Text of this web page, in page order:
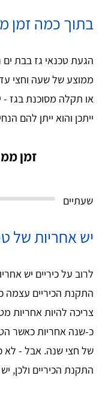
בתוך כמה זמן
הגעת טכנאי גז בבת ים
ממוצע של שעה וחצי
או תקלה מסוכנת בגז -
ייתכן והוא ייתן להם
זמן
שעתיים
יש אחריות של
התקנת הכיריים עצמה
צריכה להיות אחריות
כ-שנה אחריות כאשר
של חצי שנה. אבל - לא
התקנת הכיריים ולכן,